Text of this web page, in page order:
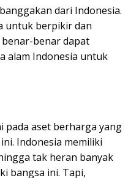
dari Indonesia.
untuk berpikir dan
benar dapat
alam Indonesia untuk
pada aset berharga yang
Indonesia memiliki
tak heran banyak
bangsa ini. Tapi,